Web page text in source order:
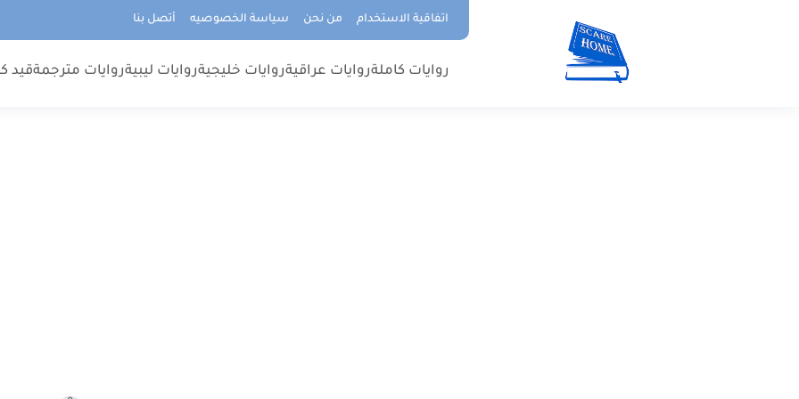
اتفاقية الاستخدام من نحن سياسة الخصوصيه أتصل بنا
روايات كاملةروايات عراقيةروايات خليجيةروايات ليبيةروايات مترجمةقيد